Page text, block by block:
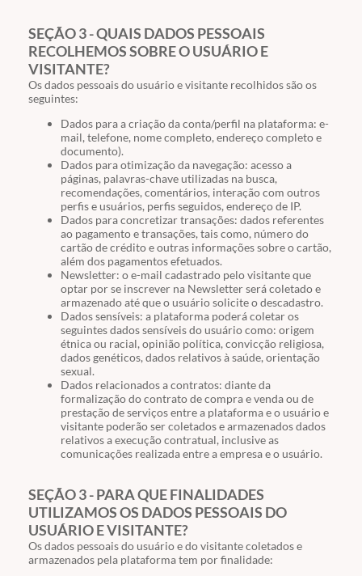
SEÇÃO 3 - QUAIS DADOS PESSOAIS
RECOLHEMOS SOBRE O USUÁRIO E
VISITANTE?
Os dados pessoais do usuário e visitante recolhidos são os
seguintes:
Dados para a criação da conta/perfil na plataforma: e-
mail, telefone, nome completo, endereço completo e
documento).
Dados para otimização da navegação: acesso a
páginas, palavras-chave utilizadas na busca,
recomendações, comentários, interação com outros
perfis e usuários, perfis seguidos, endereço de IP.
Dados para concretizar transações: dados referentes
ao pagamento e transações, tais como, número do
cartão de crédito e outras informações sobre o cartão,
além dos pagamentos efetuados.
Newsletter: o e-mail cadastrado pelo visitante que
optar por se inscrever na Newsletter será coletado e
armazenado até que o usuário solicite o descadastro.
Dados sensíveis: a plataforma poderá coletar os
seguintes dados sensíveis do usuário como: origem
étnica ou racial, opinião política, convicção religiosa,
dados genéticos, dados relativos à saúde, orientação
sexual.
Dados relacionados a contratos: diante da
formalização do contrato de compra e venda ou de
prestação de serviços entre a plataforma e o usuário e
visitante poderão ser coletados e armazenados dados
relativos a execução contratual, inclusive as
comunicações realizada entre a empresa e o usuário.
SEÇÃO 3 - PARA QUE FINALIDADES
UTILIZAMOS OS DADOS PESSOAIS DO
USUÁRIO E VISITANTE?
Os dados pessoais do usuário e do visitante coletados e
armazenados pela plataforma tem por finalidade: